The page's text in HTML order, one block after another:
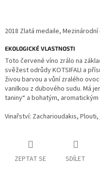
2018 Zlatá medaile,
EKOLOGICKÉ VLASTNOSTI
Toto červené víno zrálo na
svěžest odrůdy KOTSIFALI a
živou barvou a vůní zralého
vanilkou z dubového sudu. Má
taniny“ a bohatým,
Vinařství: Zacharioudakis,
ZEPTAT SE SDÍLET